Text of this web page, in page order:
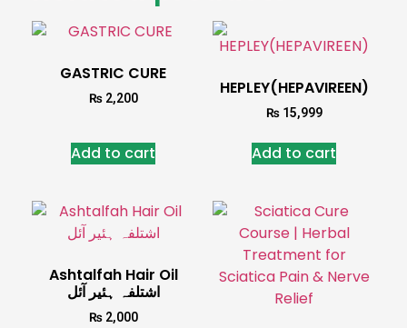
GASTRIC CURE
₨2,200
Add to cart
HEPLEY(HEPAVIREEN)
₨15,999
Add to cart
Ashtalfah Hair Oil
اشتلفہ ہئیر آئل
₨2,000